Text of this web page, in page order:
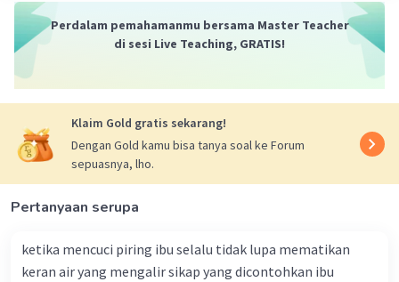
Perdalam pemahamanmu bersama Master Teacher
di sesi Live Teaching, GRATIS!
Klaim Gold gratis sekarang!
Dengan Gold kamu bisa tanya soal ke Forum
sepuasnya, lho.
Pertanyaan serupa
ketika mencuci piring ibu selalu tidak lupa mematikan
keran air yang mengalir sikap yang dicontohkan ibu